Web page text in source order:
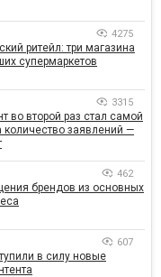
4275
ритейл: три магазина
супермаркетов
3315
во второй раз стал самой
количество заявлений —
462
брендов из основных
607
в силу новые